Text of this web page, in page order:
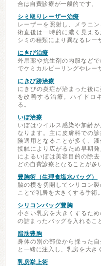
合は自費診療が一般的です。
シミ取りレーザー治療
レーザーを照射し、メラニ
術直後は一時的に濃く見え
シミの種類により異なるレー
にきび治療
外用薬や抗生剤の内服など
でケミカルピーリングやレー
にきび跡治療
にきびの炎症が治まった後
を改善する治療。ハイドロ
る。
いぼ治療
いぼはウイルス感染や加齢
なります。主に皮膚科での
険適用となることが多く、
接触により広がるため早期
によるいぼは美容目的の除
どの自費診療となることが多
豊胸術（生理食塩水バッグ）
脇の横を切開してシリコン
ことで乳房を大きくする手術。
シリコンバッグ豊胸
小さい乳房を大きくするた
の詰まったバッグを入れるこ
脂肪豊胸
身体の別の部位から採った
と一緒に注入し、乳房を大き
乳房挙上術